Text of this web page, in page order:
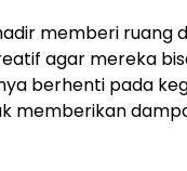
memberi ruang
agar mereka
berhenti pada
memberikan